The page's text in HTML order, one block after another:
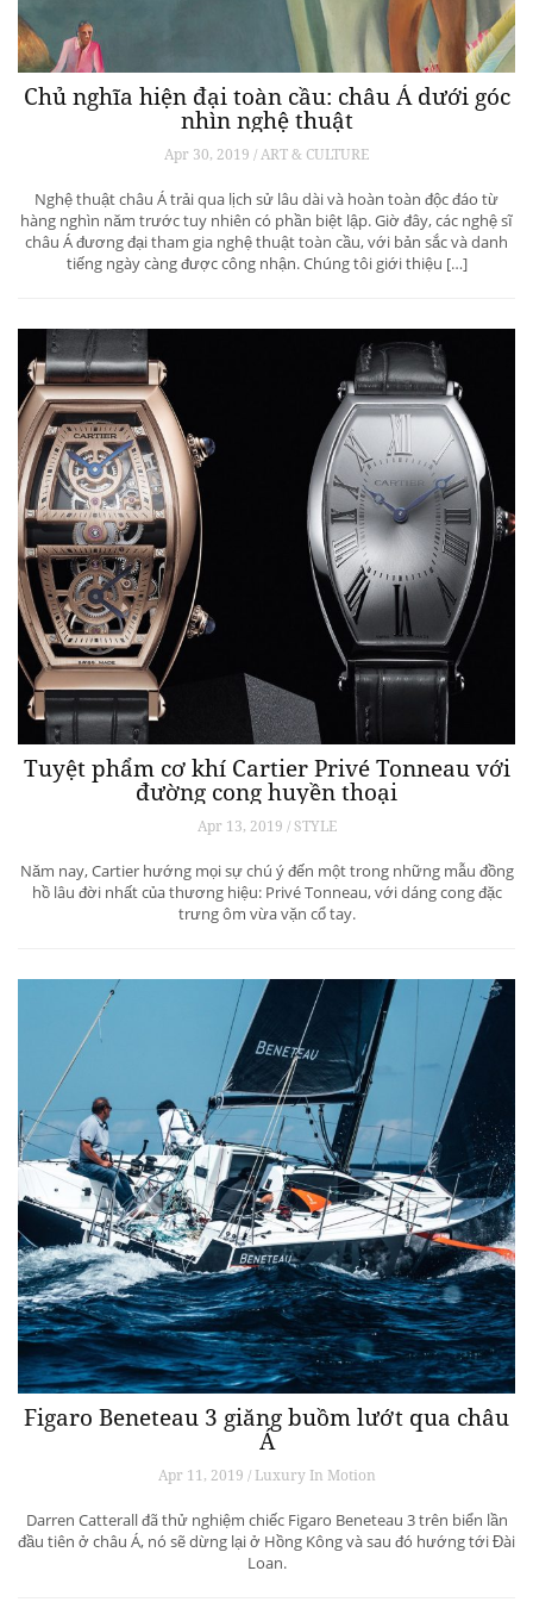
Chủ nghĩa hiện đại toàn cầu: châu Á dưới góc
nhìn nghệ thuật
Apr 30, 2019 / ART & CULTURE
Nghệ thuật châu Á trải qua lịch sử lâu dài và hoàn toàn độc đáo từ
hàng nghìn năm trước tuy nhiên có phần biệt lập. Giờ đây, các nghệ sĩ
châu Á đương đại tham gia nghệ thuật toàn cầu, với bản sắc và danh
tiếng ngày càng được công nhận. Chúng tôi giới thiệu […]
Tuyệt phẩm cơ khí Cartier Privé Tonneau với
đường cong huyền thoại
Apr 13, 2019 / STYLE
Năm nay, Cartier hướng mọi sự chú ý đến một trong những mẫu đồng
hồ lâu đời nhất của thương hiệu: Privé Tonneau, với dáng cong đặc
trưng ôm vừa vặn cổ tay.
Figaro Beneteau 3 giăng buồm lướt qua châu
Á
Apr 11, 2019 / Luxury In Motion
Darren Catterall đã thử nghiệm chiếc Figaro Beneteau 3 trên biển lần
đầu tiên ở châu Á, nó sẽ dừng lại ở Hồng Kông và sau đó hướng tới Đài
Loan.